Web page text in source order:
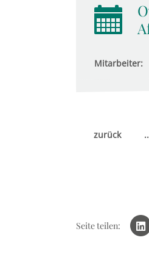
Mitarbeiter:
zurück
Seite teilen: